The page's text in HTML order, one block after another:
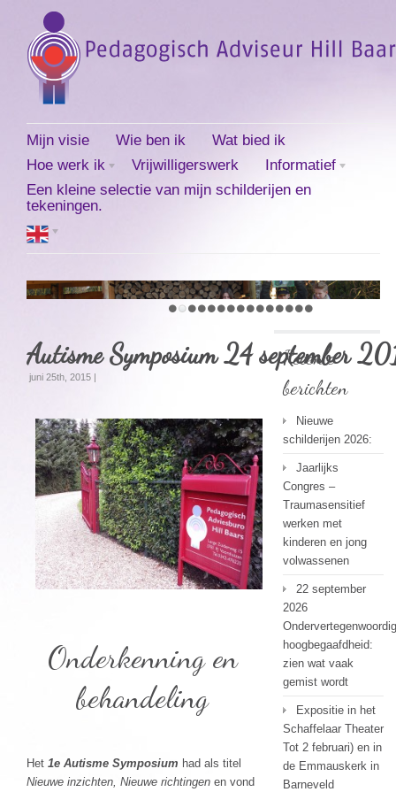
Mijn visie Wie ben ik
Wat bied ik
Hoe werk ik
Vrijwilligerswerk
Informatief
Een kleine selectie van mijn schilderijen en
tekeningen.
Autisme Symposium 24 september
juni 25th, 2015 |
Onderkenning en
behandeling
Het 1e Autisme Symposium had als titel
Nieuwe inzichten, Nieuwe richtingen en vond
Recente
berichten
Nieuwe
schilderijen 2026:
Jaarlijks
Congres –
Traumasensitief
werken met
kinderen en jong
volwassenen
22 september
2026
hoogbegaafdheid:
zien wat vaak
gemist wordt
Expositie in het
Schaffelaar Theater
Tot 2 februari) en in
de Emmauskerk in
Barneveld